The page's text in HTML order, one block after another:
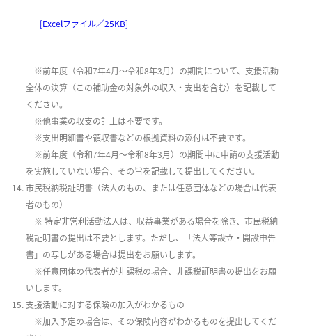
[Excelファイル／25KB]
※前年度（令和7年4月～令和8年3月）の期間について、支援活動
全体の決算（この補助金の対象外の収入・支出を含む）を記載して
ください。
※他事業の収支の計上は不要です。
※支出明細書や領収書などの根拠資料の添付は不要です。
※前年度（令和7年4月～令和8年3月）の期間中に申請の支援活動
を実施していない場合、その旨を記載して提出してください。
市民税納税証明書（法人のもの、または任意団体などの場合は代表
者のもの）
※ 特定非営利活動法人は、収益事業がある場合を除き、市民税納
税証明書の提出は不要とします。ただし、「法人等設立・開設申告
書」の写しがある場合は提出をお願いします。
※任意団体の代表者が非課税の場合、非課税証明書の提出をお願
いします。
支援活動に対する保険の加入がわかるもの
※加入予定の場合は、その保険内容がわかるものを提出してくだ